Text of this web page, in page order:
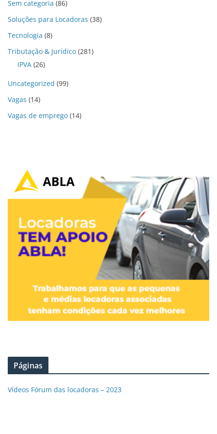
Sem categoria (86)
Soluções para Locadoras (38)
Tecnologia (8)
Tributação & Jurídico (281)
IPVA (26)
Uncategorized (99)
Vagas (14)
Vagas de emprego (14)
Páginas
Vídeos Fórum das locadoras – 2023